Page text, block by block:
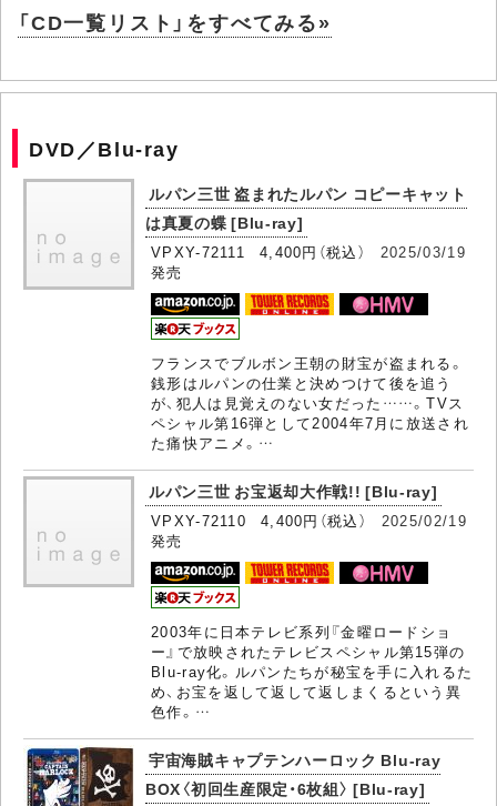
「CD一覧リスト」をすべてみる»
DVD／Blu-ray
ルパン三世 盗まれたルパン コピーキャット
は真夏の蝶 [Blu-ray]
VPXY-72111 4,400円（税込） 2025/03/19
発売
フランスでブルボン王朝の財宝が盗まれる。
銭形はルパンの仕業と決めつけて後を追う
が、犯人は見覚えのない女だった……。TVス
ペシャル第16弾として2004年7月に放送され
た痛快アニメ。…
ルパン三世 お宝返却大作戦!! [Blu-ray]
VPXY-72110 4,400円（税込） 2025/02/19
発売
2003年に日本テレビ系列『金曜ロードショ
ー』で放映されたテレビスペシャル第15弾の
Blu-ray化。ルパンたちが秘宝を手に入れるた
め、お宝を返して返して返しまくるという異
色作。…
宇宙海賊キャプテンハーロック Blu-ray
BOX〈初回生産限定・6枚組〉 [Blu-ray]